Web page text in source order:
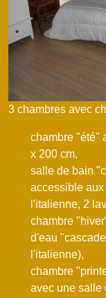
3 chambres avec
chambre "été"
x 200 cm,
salle de bain
accessible
l'italienne, 2
chambre
d'eau
l'italienne),
chambre
avec une salle